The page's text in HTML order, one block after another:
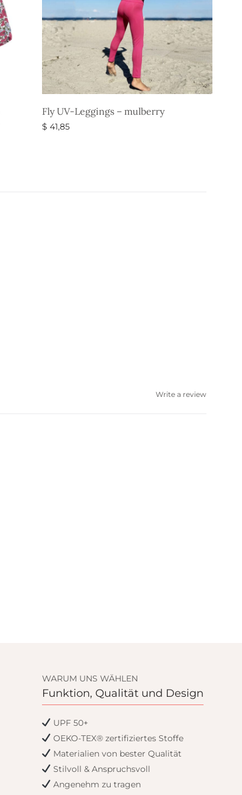
Fly UV-Leggings – mulberry
$ 41,85
Write a review
WARUM UNS WÄHLEN
Funktion, Qualität und Design
UPF 50+
OEKO-TEX® zertifiziertes Stoffe
Materialien von bester Qualität
Stilvoll & Anspruchsvoll
Angenehm zu tragen